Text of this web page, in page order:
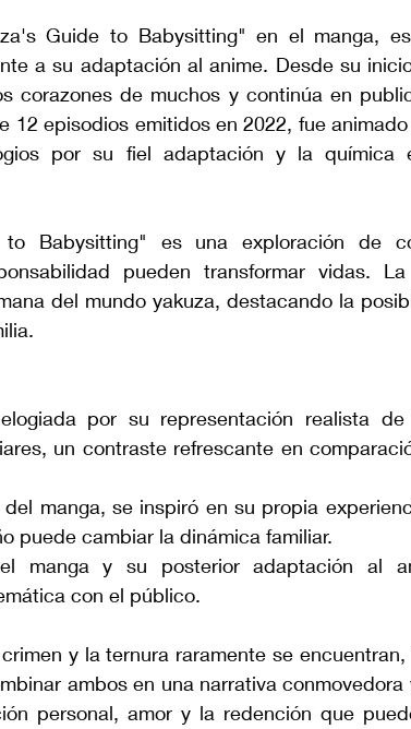
Guide to Babysitting" en el manga,
a su adaptación al anime. Desde su
corazones de muchos y continúa en
12 episodios emitidos en 2022, fue
por su fiel adaptación y la química
to Babysitting" es una exploración de
pueden transformar vidas.
del mundo yakuza, destacando la
por su representación realista
un contraste refrescante en
del manga, se inspiró en su propia
puede cambiar la dinámica familiar.
manga y su posterior adaptación al
con el público.
y la ternura raramente se
ambos en una narrativa conmovedora
personal, amor y la redención que